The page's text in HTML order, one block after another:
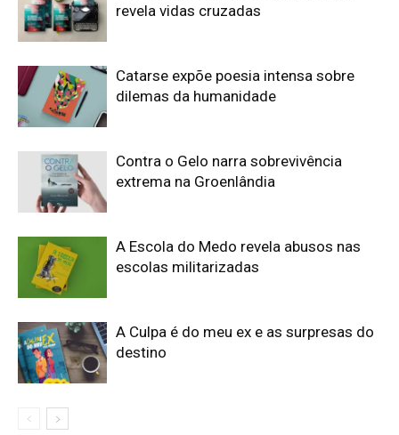
revela vidas cruzadas
Catarse expõe poesia intensa sobre
dilemas da humanidade
Contra o Gelo narra sobrevivência
extrema na Groenlândia
A Escola do Medo revela abusos nas
escolas militarizadas
A Culpa é do meu ex e as surpresas do
destino